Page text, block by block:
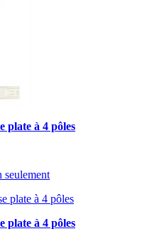
plate à 4 pôles
seulement
plate à 4 pôles